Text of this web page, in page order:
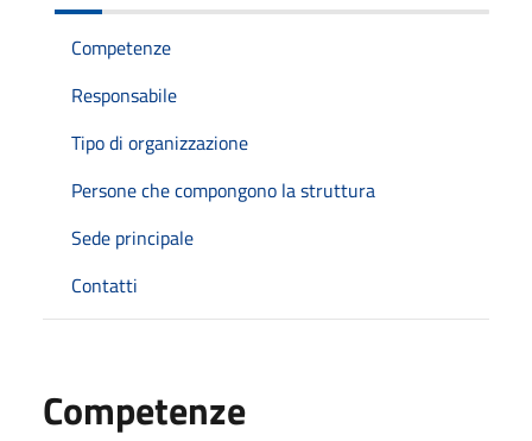
Competenze
Responsabile
Tipo di organizzazione
Persone che compongono la struttura
Sede principale
Contatti
Competenze